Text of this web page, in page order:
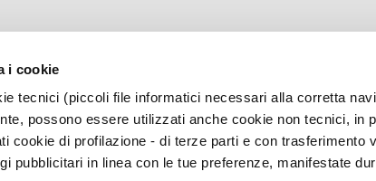
i cookie
tecnici (piccoli file informatici necessari alla corretta
possono essere utilizzati anche cookie non tecnici, in
cookie di profilazione - di terze parti e con trasferimento
pubblicitari in linea con le tue preferenze, manifestate
Numero d'iscrizione al Registro
Imprese di Milano REA 1327444
Informativa sulla privacy